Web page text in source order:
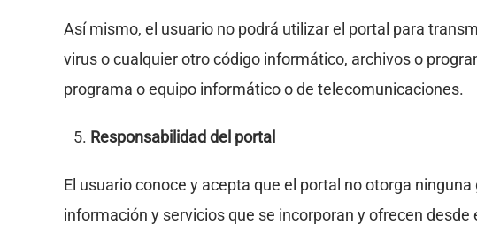
Así mismo, el usuario no podrá utilizar el portal para
virus o cualquier otro código informático, archivos o
programa o equipo informático o de telecomunicaciones.
Responsabilidad del portal
El usuario conoce y acepta que el portal no otorga
información y servicios que se incorporan y ofrecen desde